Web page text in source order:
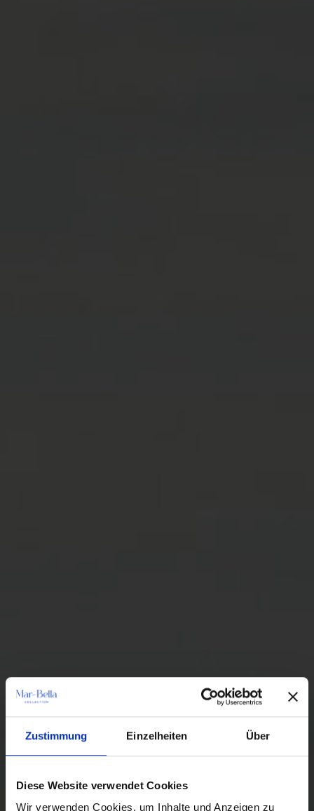
Zustimmung Einzelheiten Über
Diese Website verwendet Cookies
Wir verwenden Cookies, um Inhalte und Anzeigen zu